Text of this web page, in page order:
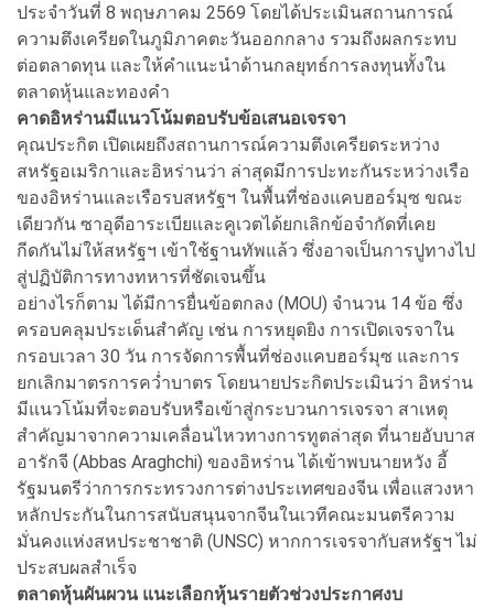
ประจำวันที่ 8 พฤษภาคม 2569 โดยได้ประเมินสถานการณ์
ความตึงเครียดในภูมิภาคตะวันออกกลาง รวมถึงผลกระทบ
ต่อตลาดทุน และให้คำแนะนำด้านกลยุทธ์การลงทุนทั้งใน
ตลาดหุ้นและทองคำ
คาดอิหร่านมีแนวโน้มตอบรับข้อเสนอเจรจา
คุณประกิต เปิดเผยถึงสถานการณ์ความตึงเครียดระหว่าง
สหรัฐอเมริกาและอิหร่านว่า ล่าสุดมีการปะทะกันระหว่างเรือ
ของอิหร่านและเรือรบสหรัฐฯ ในพื้นที่ช่องแคบฮอร์มุซ ขณะ
เดียวกัน ซาอุดีอาระเบียและคูเวตได้ยกเลิกข้อจำกัดที่เคย
กีดกันไม่ให้สหรัฐฯ เข้าใช้ฐานทัพแล้ว ซึ่งอาจเป็นการปูทางไป
สู่ปฏิบัติการทางทหารที่ชัดเจนขึ้น
อย่างไรก็ตาม ได้มีการยื่นข้อตกลง (MOU) จำนวน 14 ข้อ ซึ่ง
ครอบคลุมประเด็นสำคัญ เช่น การหยุดยิง การเปิดเจรจาใน
กรอบเวลา 30 วัน การจัดการพื้นที่ช่องแคบฮอร์มุซ และการ
ยกเลิกมาตรการคว่ำบาตร โดยนายประกิตประเมินว่า อิหร่าน
มีแนวโน้มที่จะตอบรับหรือเข้าสู่กระบวนการเจรจา สาเหตุ
สำคัญมาจากความเคลื่อนไหวทางการทูตล่าสุด ที่นายอับบาส
อารักจี (Abbas Araghchi) ของอิหร่าน ได้เข้าพบนายหวัง อี้
รัฐมนตรีว่าการกระทรวงการต่างประเทศของจีน เพื่อแสวงหา
หลักประกันในการสนับสนุนจากจีนในเวทีคณะมนตรีความ
มั่นคงแห่งสหประชาชาติ (UNSC) หากการเจรจากับสหรัฐฯ ไม่
ประสบผลสำเร็จ
ตลาดหุ้นผันผวน แนะเลือกหุ้นรายตัวช่วงประกาศงบ